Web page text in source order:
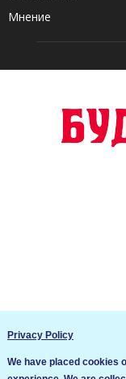
Мнение
Privacy Policy
We have placed cookies